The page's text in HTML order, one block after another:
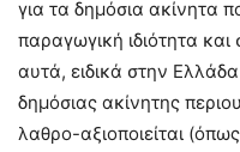
για τα δημόσια ακίνητα
παραγωγική ιδιότητα
αυτά, ειδικά στην
δημόσιας ακίνητης
λαθρο-αξιοποιείται